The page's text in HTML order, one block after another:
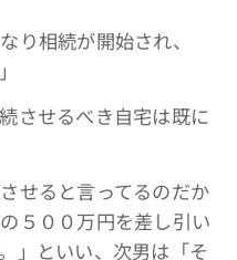
り相続が開始され、
させるべき自宅は既に
せると言ってるのだか
５００万円を差し引い
」といい、次男は「そ